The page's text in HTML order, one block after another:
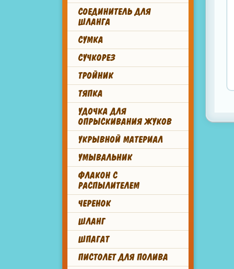
СОЕДИНИТЕЛЬ ДЛЯ
ШЛАНГА
СУМКА
СУЧКОРЕЗ
ТРОЙНИК
ТЯПКА
УДОЧКА ДЛЯ
ОПРЫСКИВАНИЯ ЖУКОВ
УКРЫВНОЙ МАТЕРИАЛ
УМЫВАЛЬНИК
ФЛАКОН С
РАСПЫЛИТЕЛЕМ
ЧЕРЕНОК
ШЛАНГ
ШПАГАТ
ПИСТОЛЕТ ДЛЯ ПОЛИВА